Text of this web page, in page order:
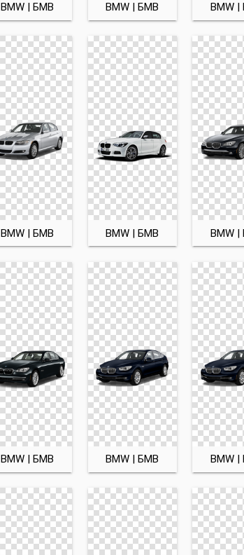
BMW | БМВ BMW | БМВ BMW
BMW | БМВ BMW | БМВ BMW
BMW | БМВ BMW | БМВ BMW